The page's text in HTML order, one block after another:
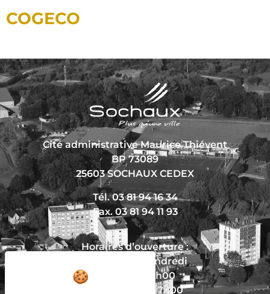
COGECO
Cité administrative Maurice Thiévent
BP 73089
25603 SOCHAUX CEDEX
Tél. 03 81 94 16 34
Fax. 03 81 94 11 93
Horaires d’ouverture :
Du lundi au vendredi
De 8h30 à 12h00
Et de 13h30 à 17h00